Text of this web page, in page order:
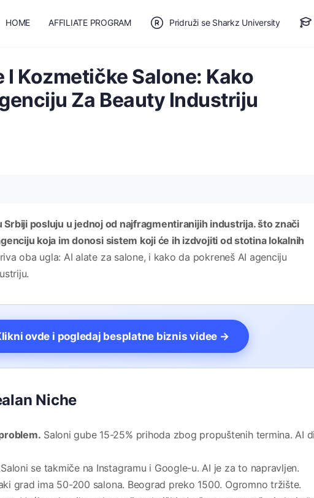
HOME AFFILIATE PROGRAM Pridruži se Sharkz University
ULOGUJTE SE 🎯 BESPLATAN PLAN
I Kozmetičke Salone: Kako
Za Beauty Industriju
Srbiji posluju u jednoj od najfragmentiranijih industrija. što znači
koja im donosi sistem koji će ih izdvojiti od stotina lokalnih
oba ugla: AI alate za salone, i kako da pokreneš AI agenciju
ovde i pogledaj besplatne biznis videe →
Niche
Saloni gube 15-25% prihoda zbog propuštenih termina. AI
Saloni se takmiče na Instagramu i Google-u. AI je za to napravljen.
grad ima 50-200 salona. Beograd preko 1500. Ogromno tržište.